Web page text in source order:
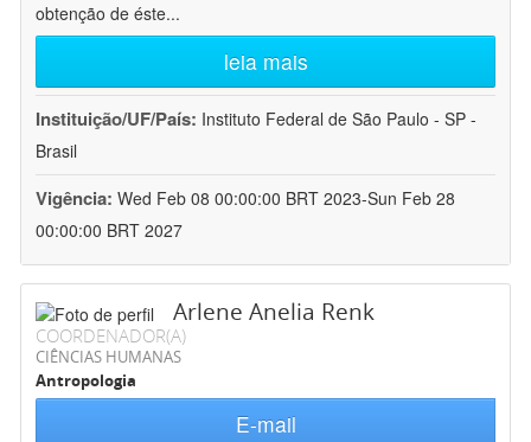
obtenção de éste...
leia mais
Instituição/UF/País: Instituto Federal de São Paulo - SP -
Brasil
Vigência: Wed Feb 08 00:00:00 BRT 2023-Sun Feb 28
00:00:00 BRT 2027
Arlene Anelia Renk
COORDENADOR(A)
CIÊNCIAS HUMANAS
Antropologia
E-mail